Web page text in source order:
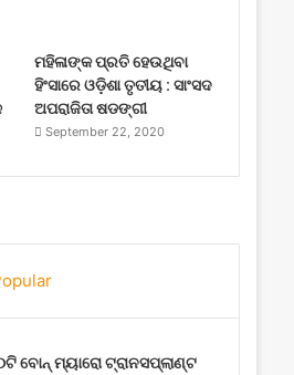
ମହିଳାଙ୍କ ପ୍ରତି ହେଉଥିବା
ହିଂସାରେ ଓଡ଼ିଶା ତୃତୀୟ : ସାଂସଦ
ଅପରାଜିତା ଷଡଙ୍ଗୀ
September 22, 2020
ବୋନ୍ ମ୍ୟାରୋ ଟ୍ରାନସପ୍ଲାଣ୍ଟ